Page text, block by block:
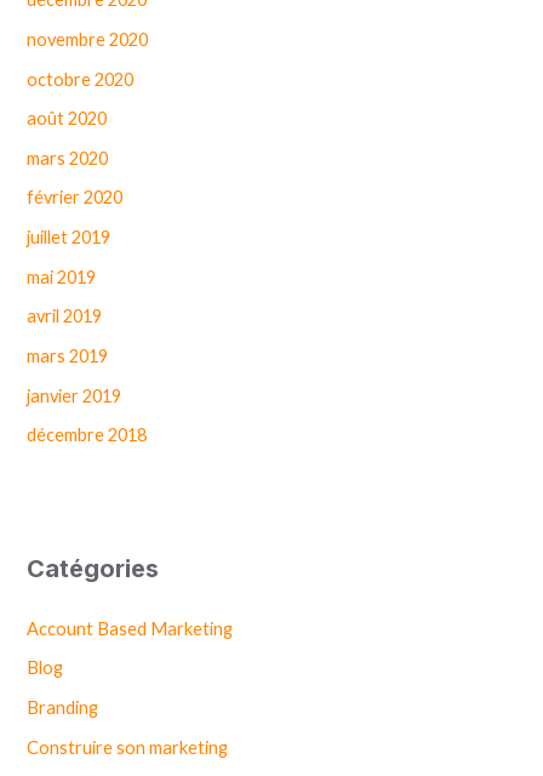
novembre 2020
octobre 2020
août 2020
mars 2020
février 2020
juillet 2019
mai 2019
avril 2019
mars 2019
janvier 2019
décembre 2018
Catégories
Account Based Marketing
Blog
Branding
Construire son marketing